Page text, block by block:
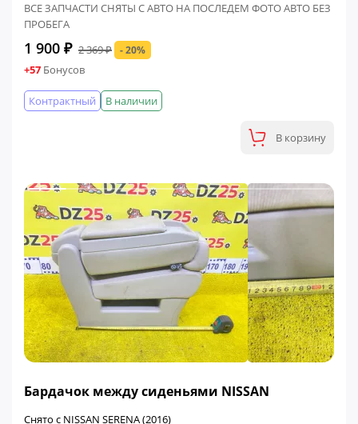
ВСЕ ЗАПЧАСТИ СНЯТЫ С АВТО НА ПОСЛЕДЕМ ФОТО АВТО БЕЗ
ПРОБЕГА
1 900 ₽ 2 369 ₽ - 20%
+57 Бонусов
В наличии
Контрактный
В корзину
Бардачок между сиденьями NISSAN
Снято с NISSAN SERENA (2016)